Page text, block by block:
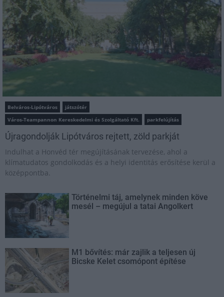
Belváros-Lipótváros
játszótér
Város-Teampannon Kereskedelmi és Szolgáltató Kft.
parkfelújítás
Újragondolják Lipótváros rejtett, zöld parkját
Indulhat a Honvéd tér megújításának tervezése, ahol a
klímatudatos gondolkodás és a helyi identitás erősítése kerül a
középpontba.
Történelmi táj, amelynek minden köve
mesél – megújul a tatai Angolkert
M1 bővítés: már zajlik a teljesen új
Bicske Kelet csomópont építése